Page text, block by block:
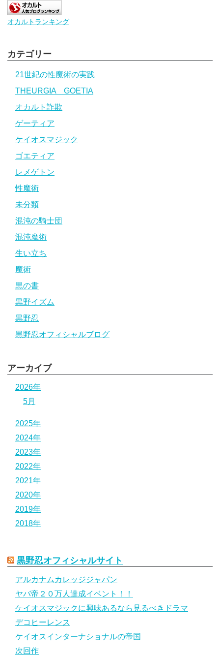
オカルトランキング
カテゴリー
21世紀の性魔術の実践
THEURGIA GOETIA
オカルト詐欺
ゲーティア
ケイオスマジック
ゴエティア
レメゲトン
性魔術
未分類
混沌の騎士団
混沌魔術
生い立ち
魔術
黒の書
黒野イズム
黒野忍
黒野忍オフィシャルブログ
アーカイブ
2026年
5月
2025年
2024年
2023年
2022年
2021年
2020年
2019年
2018年
黒野忍オフィシャルサイト
アルカナムカレッジジャパン
ヤバ帝２０万人達成イベント！！
ケイオスマジックに興味あるなら見るべきドラマ
デコヒーレンス
ケイオスインターナショナルの帝国
次回作